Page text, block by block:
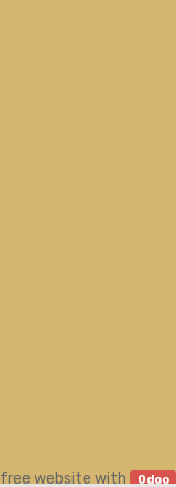
free website with Odoo